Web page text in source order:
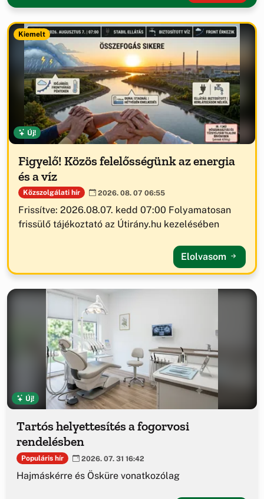
Kiemelt
Új!
Figyelő! Közös felelősségünk az energia
és a víz
Közszolgálati hír 2026. 08. 07 06:55
Frissítve: 2026.08.07. kedd 07:00 Folyamatosan
frissülő tájékoztató az Útirány.hu kezelésében
Elolvasom
Új!
Tartós helyettesítés a fogorvosi
rendelésben
Populáris hír 2026. 07. 31 16:42
Hajmáskérre és Ösküre vonatkozólag